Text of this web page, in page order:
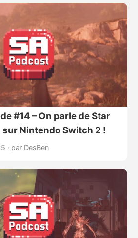
#14 – On parle de Star
Nintendo Switch 2 !
· par DesBen